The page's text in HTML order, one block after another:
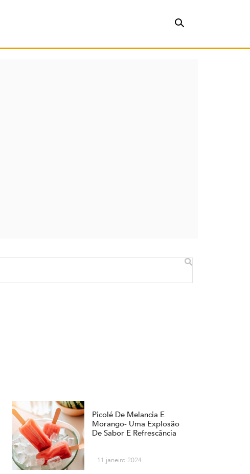
Picolé De Melancia E
Morango- Uma Explosão
De Sabor E Refrescância
11 janeiro 2024